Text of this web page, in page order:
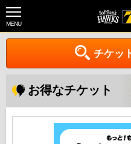
MENU
チケッ
お得なチケット